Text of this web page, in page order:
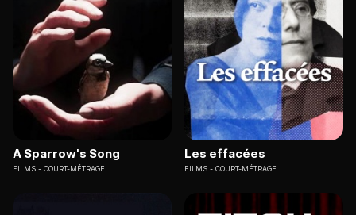
A Sparrow's Song
FILMS COURT-MÉTRAGE
Les effacées
FILMS COURT-MÉTRAGE